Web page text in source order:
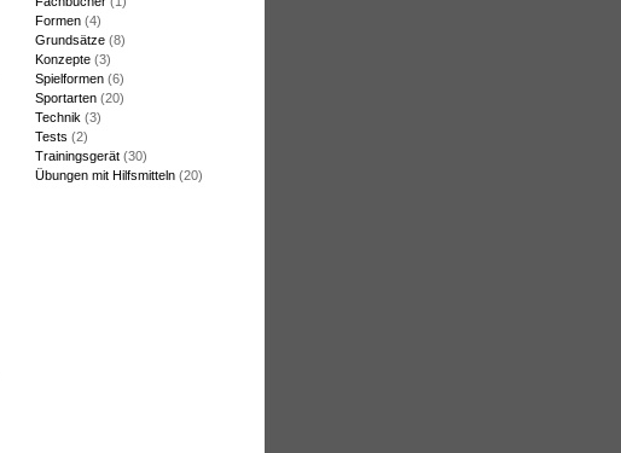
Formen(4)
Grundsätze(8)
Konzepte(3)
Spielformen(6)
Sportarten(20)
Technik (3)
Tests (2)
Trainingsgerät(30)
Übungen mit Hilfsmitteln(20)